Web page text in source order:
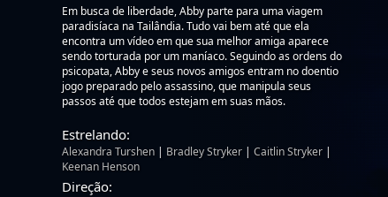
Em busca de liberdade, Abby parte para uma viagem
paradisíaca na Tailândia. Tudo vai bem até que ela
encontra um vídeo em que sua melhor amiga aparece
sendo torturada por um maníaco. Seguindo as ordens do
psicopata, Abby e seus novos amigos entram no doentio
jogo preparado pelo assassino, que manipula seus
passos até que todos estejam em suas mãos.
Estrelando:
Alexandra Turshen | Bradley Stryker | Caitlin Stryker |
Keenan Henson
Direção: